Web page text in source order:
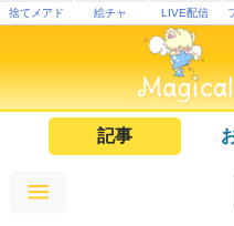
捨てメアド 絵チャ LIVE配信
記事